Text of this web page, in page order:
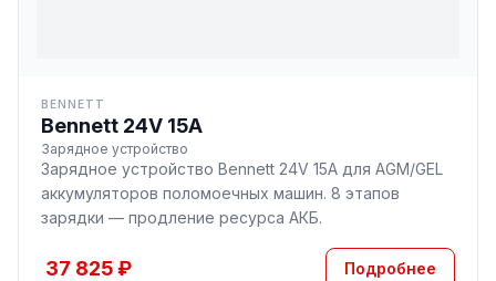
BENNETT
Bennett 24V 15A
Зарядное устройство
Зарядное устройство Bennett 24V 15A для AGM/GEL
аккумуляторов поломоечных машин. 8 этапов
зарядки — продление ресурса АКБ.
37 825 ₽ Подробнее